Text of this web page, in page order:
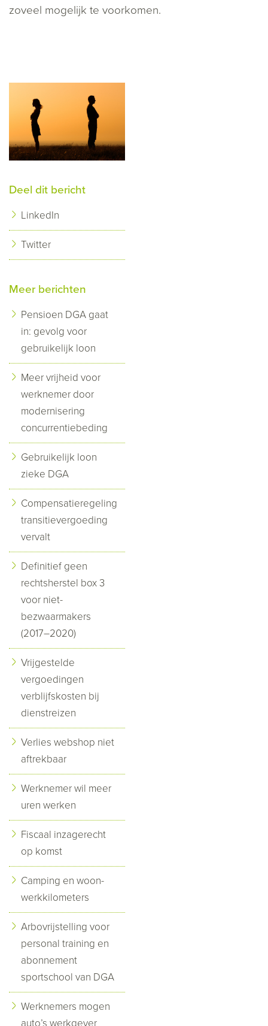
zoveel mogelijk te voorkomen.
Deel dit bericht
LinkedIn
Twitter
Meer berichten
Pensioen DGA gaat
in: gevolg voor
gebruikelijk loon
Meer vrijheid voor
werknemer door
modernisering
concurrentiebeding
Gebruikelijk loon
zieke DGA
Compensatieregeling
transitievergoeding
vervalt
Definitief geen
rechtsherstel box 3
voor niet-
bezwaarmakers
(2017–2020)
Vrijgestelde
vergoedingen
verblijfskosten bij
dienstreizen
Verlies webshop niet
aftrekbaar
Werknemer wil meer
uren werken
Fiscaal inzagerecht
op komst
Camping en woon-
werkkilometers
Arbovrijstelling voor
personal training en
abonnement
sportschool van DGA
Werknemers mogen
auto’s werkgever